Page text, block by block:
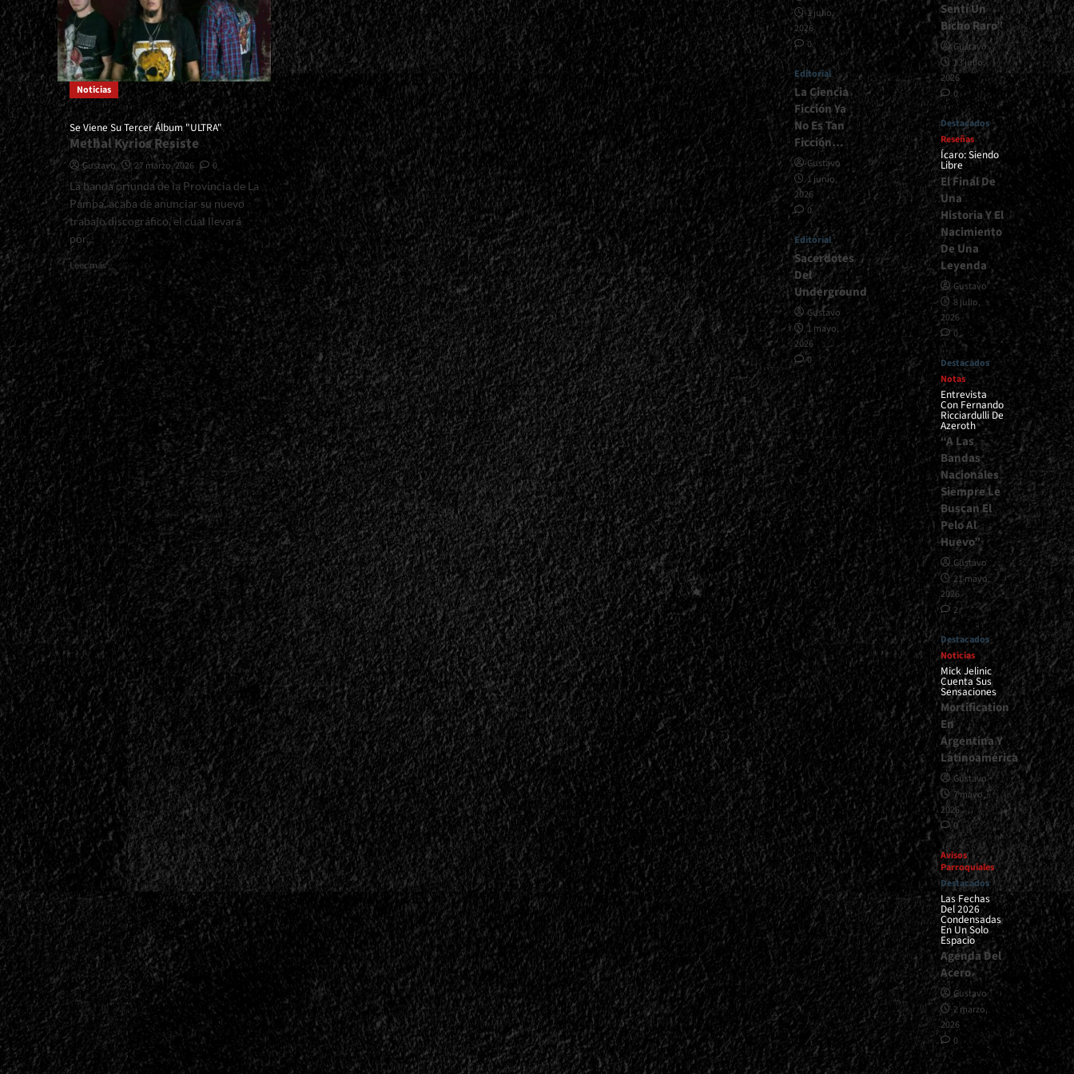
Noticias
Se Viene Su Tercer Álbum "ULTRA"
Methal Kyrios Resiste
Gustavo 27 marzo, 2026
0
La banda oriunda de la Provincia de La
Pampa, acaba de anunciar su nuevo
trabajo discográfico, el cual llevará
por...
Leer másRead
more
about
<small>Se
Viene
Su
Tercer
Álbum
"ULTRA"
<span>
|
</span>
</small>
<div>Methal
Kyrios
Resiste</div>
1 julio,
2026
0
Editorial
La Ciencia
Ficción Ya
No Es Tan
Ficción…
Gustavo
1 junio,
2026
0
Editorial
Sacerdotes
Del
Underground
Gustavo
1 mayo,
2026
0
Sentí Un
Bicho Raro”
Gustavo
13 julio,
2026
0
Destacados
Reseñas
Ícaro: Siendo
Libre
El Final De
Una
Historia Y El
Nacimiento
De Una
Leyenda
Gustavo
8 julio,
2026
0
Destacados
Notas
Entrevista
Con Fernando
Ricciardulli De
Azeroth
“A Las
Bandas
Nacionales
Siempre Le
Buscan El
Pelo Al
Huevo”
Gustavo
21 mayo,
2026
2
Destacados
Noticias
Mick Jelinic
Cuenta Sus
Sensaciones
Mortification
En
Argentina Y
Latinoamérica
Gustavo
7 mayo,
2026
0
Avisos
Parroquiales
Destacados
Las Fechas
Del 2026
Condensadas
En Un Solo
Espacio
Agenda Del
Acero
Gustavo
2 marzo,
2026
0